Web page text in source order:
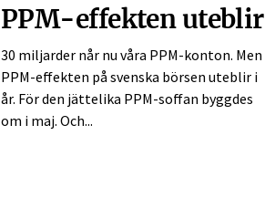
PPM-effekten uteblir
30 miljarder når nu våra PPM-konton. Men
PPM-effekten på svenska börsen uteblir i
år. För den jättelika PPM-soffan byggdes
om i maj. Och...